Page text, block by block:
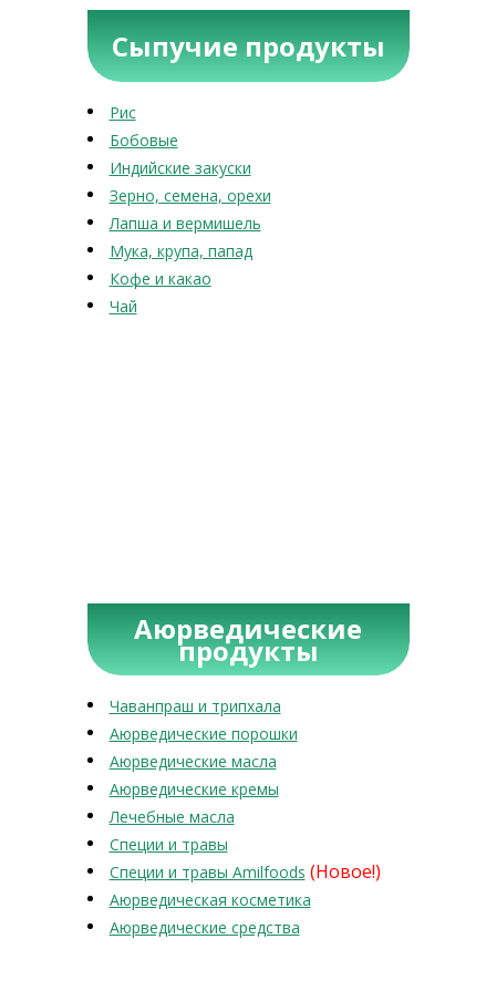
Сыпучие продукты
Рис
Бобовые
Индийские закуски
Зерно, семена, орехи
Лапша и вермишель
Мука, крупа, папад
Кофе и какао
Чай
Аюрведические
продукты
Чаванпраш и трипхала
Аюрведические порошки
Аюрведические масла
Аюрведические кремы
Лечебные масла
Специи и травы
Специи и травы Amilfoods (Новое!)
Аюрведическая косметика
Аюрведические средства